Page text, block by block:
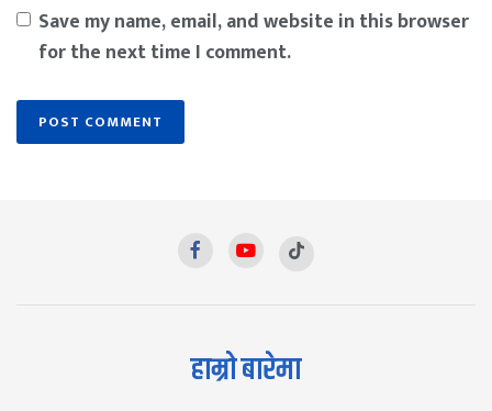
Save my name, email, and website in this browser
for the next time I comment.
हाम्रो बारेमा